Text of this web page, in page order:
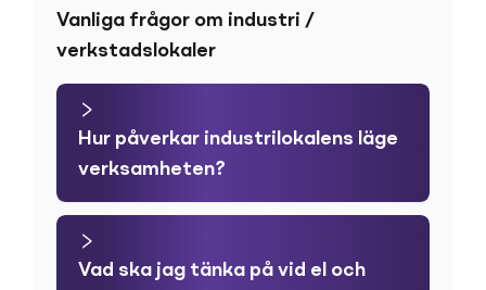
Vanliga frågor om industri /
verkstadslokaler
Hur påverkar industrilokalens läge
verksamheten?
Vad ska jag tänka på vid el och